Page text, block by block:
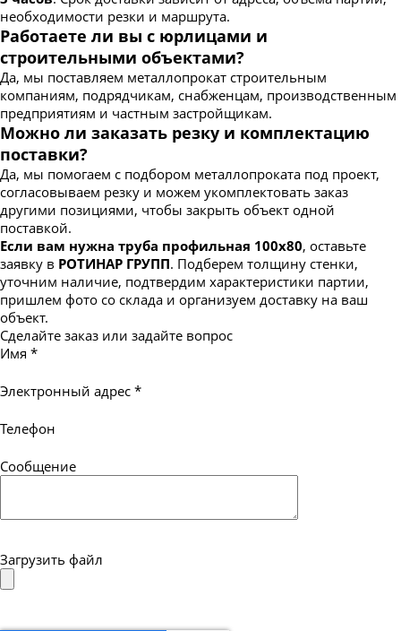
необходимости резки и маршрута.
Работаете ли вы с юрлицами и
строительными объектами?
Да, мы поставляем металлопрокат строительным
компаниям, подрядчикам, снабженцам, производственным
предприятиям и частным застройщикам.
Можно ли заказать резку и комплектацию
поставки?
Да, мы помогаем с подбором металлопроката под проект,
согласовываем резку и можем укомплектовать заказ
другими позициями, чтобы закрыть объект одной
поставкой.
Если вам нужна труба профильная 100х80, оставьте
заявку в РОТИНАР ГРУПП. Подберем толщину стенки,
уточним наличие, подтвердим характеристики партии,
пришлем фото со склада и организуем доставку на ваш
объект.
Сделайте заказ или задайте вопрос
Имя *
Электронный адрес *
Телефон
Сообщение
Загрузить файл